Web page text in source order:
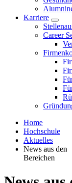
Karriere
Career
Home
Hochschule
Aktuelles
News aus den
Bereichen